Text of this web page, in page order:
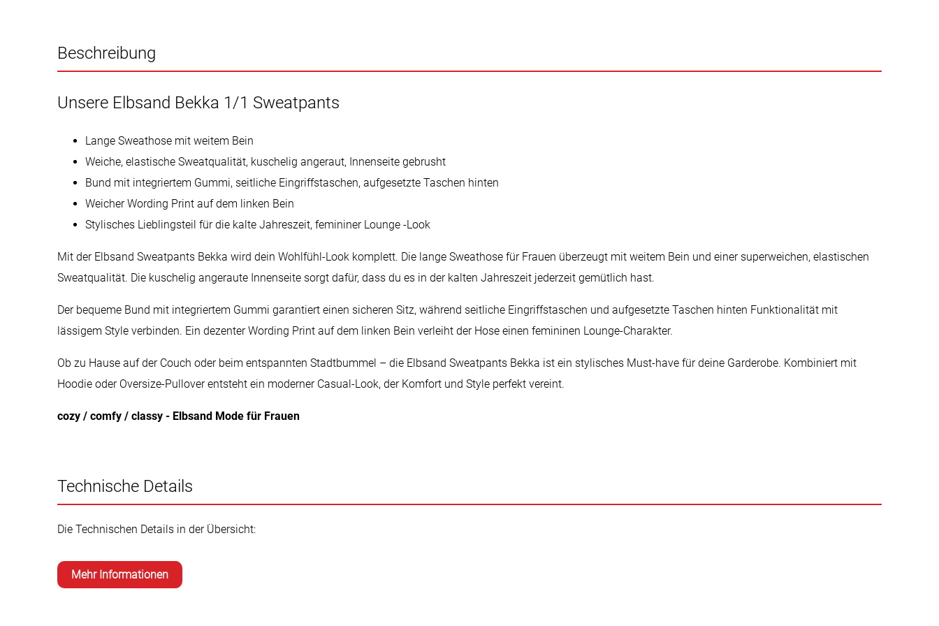
Beschreibung
Unsere Elbsand Bekka 1/1 Sweatpants
Lange Sweathose mit weitem Bein
Weiche, elastische Sweatqualität, kuschelig angeraut, Innenseite gebrusht
Bund mit integriertem Gummi, seitliche Eingriffstaschen, aufgesetzte Taschen hinten
Weicher Wording Print auf dem linken Bein
Stylisches Lieblingsteil für die kalte Jahreszeit, femininer Lounge -Look
Mit der Elbsand Sweatpants Bekka wird dein Wohlfühl-Look komplett. Die lange Sweathose für Frauen überzeugt mit weitem Bein und einer superweichen, elastischen
Sweatqualität. Die kuschelig angeraute Innenseite sorgt dafür, dass du es in der kalten Jahreszeit jederzeit gemütlich hast.
Der bequeme Bund mit integriertem Gummi garantiert einen sicheren Sitz, während seitliche Eingriffstaschen und aufgesetzte Taschen hinten Funktionalität mit
lässigem Style verbinden. Ein dezenter Wording Print auf dem linken Bein verleiht der Hose einen femininen Lounge-Charakter.
Ob zu Hause auf der Couch oder beim entspannten Stadtbummel – die Elbsand Sweatpants Bekka ist ein stylisches Must-have für deine Garderobe. Kombiniert mit
Hoodie oder Oversize-Pullover entsteht ein moderner Casual-Look, der Komfort und Style perfekt vereint.
cozy / comfy / classy - Elbsand Mode für Frauen
Technische Details
Die Technischen Details in der Übersicht:
Mehr Informationen